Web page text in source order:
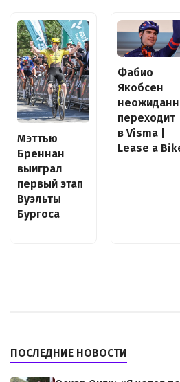
Мэттью
Бреннан
выиграл
первый этап
Вуэльты
Бургоса
Фабио
Якобсен
переходит
в Visma |
Lease a
ПОСЛЕДНИЕ НОВОСТИ